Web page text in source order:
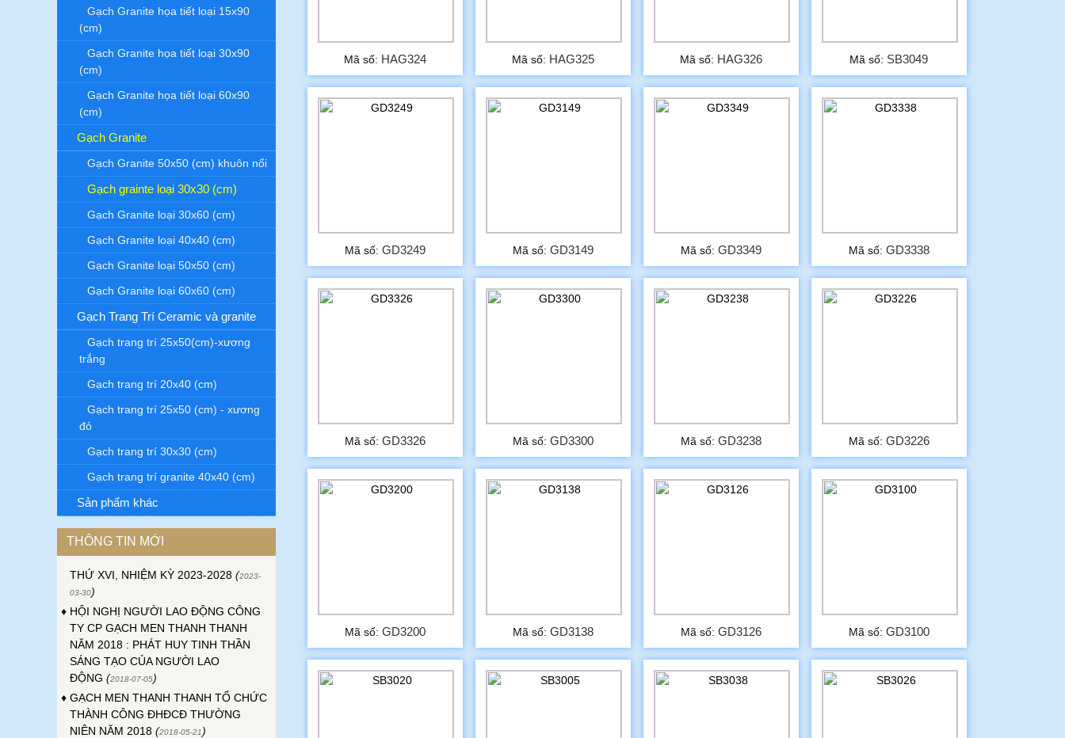
Gạch Granite họa tiết loại 15x90
(cm)
Gạch Granite họa tiết loại 30x90
(cm)
Gạch Granite họa tiết loại 60x90
(cm)
Gạch Granite
Gạch Granite 50x50 (cm) khuôn nổi
Gạch grainte loại 30x30 (cm)
Gạch Granite loại 30x60 (cm)
Gạch Granite loại 40x40 (cm)
Gạch Granite loại 50x50 (cm)
Gạch Granite loại 60x60 (cm)
Gạch Trang Trí Ceramic và granite
Gạch trang trí 25x50(cm)-xương
trắng
Gạch trang trí 20x40 (cm)
Gạch trang trí 25x50 (cm) - xương
đỏ
Gạch trang trí 30x30 (cm)
Gạch trang trí granite 40x40 (cm)
Sản phẩm khác
THÔNG TIN MỚI
ĐẠI HỘI ĐỒNG CỔ ĐÔNG THƯỜNG
NIÊN CÔNG TY GẠCH MEN THANH
THANH NĂM 2023
♦ ĐẠI HỘI CÔNG ĐOÀN CƠ SỞ CÔNG
TY GẠCH MEN THANH THANH LẦN
)
HỘI NGHỊ NGƯỜI LAO ĐỘNG CÔNG
TY CP GẠCH MEN THANH THANH
NĂM 2018 : PHÁT HUY TINH THẦN
SÁNG TẠO CỦA NGƯỜI LAO
ĐỘNG ( 2018-07-05 )
GẠCH MEN THANH THANH TỔ CHỨC
THÀNH CÔNG ĐHĐCĐ THƯỜNG
NIÊN NĂM 2018 (
)
Mã số: HAG324 Mã số: HAG325 Mã số: HAG326 Mã số: SB3049
Mã số: GD3249 Mã số: GD3149 Mã số: GD3349 Mã số: GD3338
Mã số: GD3326 Mã số: GD3300 Mã số: GD3238 Mã số: GD3226
Mã số: GD3200 Mã số: GD3138 Mã số: GD3126 Mã số: GD3100